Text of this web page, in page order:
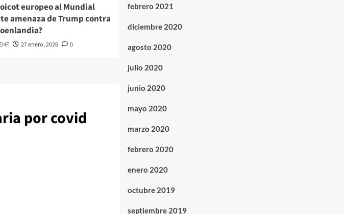
europeo al Mundial
amenaza de Trump contra
EHF 27 enero, 2026 0
por covid
febrero 2021
diciembre 2020
agosto 2020
julio 2020
junio 2020
mayo 2020
marzo 2020
febrero 2020
enero 2020
octubre 2019
septiembre 2019